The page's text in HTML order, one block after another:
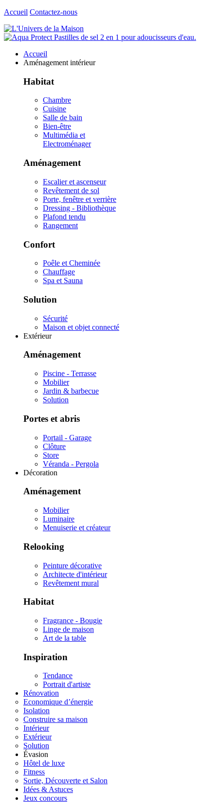
Accueil Contactez-nous
Accueil
Aménagement intérieur
Habitat
Chambre
Cuisine
Salle de bain
Bien-être
Multimédia et
Electroménager
Aménagement
Escalier et ascenseur
Revêtement de sol
Porte, fenêtre et verrière
Dressing - Bibliothèque
Plafond tendu
Rangement
Confort
Poêle et Cheminée
Chauffage
Spa et Sauna
Solution
Sécurité
Maison et objet connecté
Extérieur
Aménagement
Piscine - Terrasse
Mobilier
Jardin & barbecue
Solution
Portes et abris
Portail - Garage
Clôture
Store
Véranda - Pergola
Décoration
Aménagement
Mobilier
Luminaire
Menuiserie et créateur
Relooking
Peinture décorative
Architecte d'intérieur
Revêtement mural
Habitat
Fragrance - Bougie
Linge de maison
Art de la table
Inspiration
Tendance
Portrait d'artiste
Rénovation
Economique d’énergie
Isolation
Construire sa maison
Intérieur
Extérieur
Solution
Évasion
Hôtel de luxe
Fitness
Sortie, Découverte et Salon
Idées & Astuces
Jeux concours